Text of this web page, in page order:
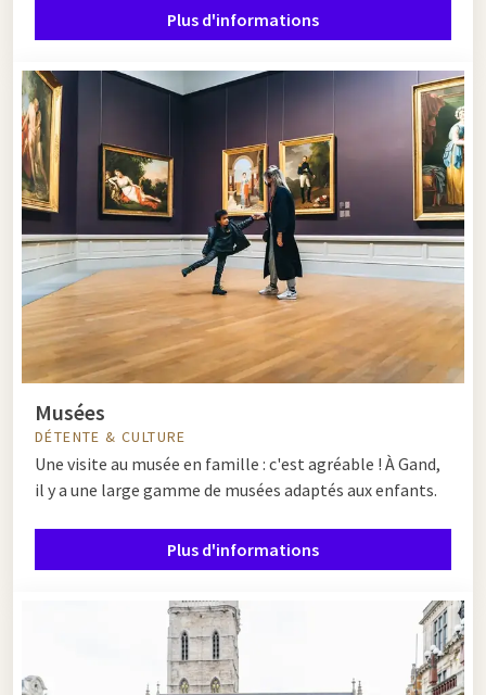
Plus d'informations
Musées
DÉTENTE & CULTURE
Une visite au musée en famille : c'est agréable ! À Gand,
il y a une large gamme de musées adaptés aux enfants.
Plus d'informations